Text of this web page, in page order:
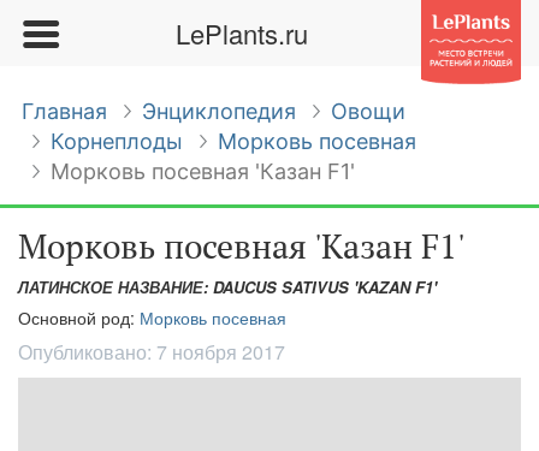
LePlants.ru
Главная Энциклопедия
Овощи
Корнеплоды
Морковь посевная
Морковь посевная 'Казан F1'
Морковь посевная 'Казан F1'
ЛАТИНСКОЕ НАЗВАНИЕ: DAUCUS SATIVUS 'KAZAN F1'
Основной род: Морковь посевная
Опубликовано: 7 ноября 2017